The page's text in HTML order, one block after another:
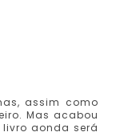
assim como
Mas acabou
livro aonda será